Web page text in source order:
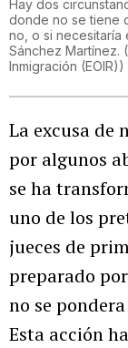
Hay dos
donde no se tiene
no, o si necesitaría
Sánchez Martínez. (
Inmigración (EOIR))
La excusa de
por algunos
se ha
uno de los
jueces de
preparado
no se
Esta acción